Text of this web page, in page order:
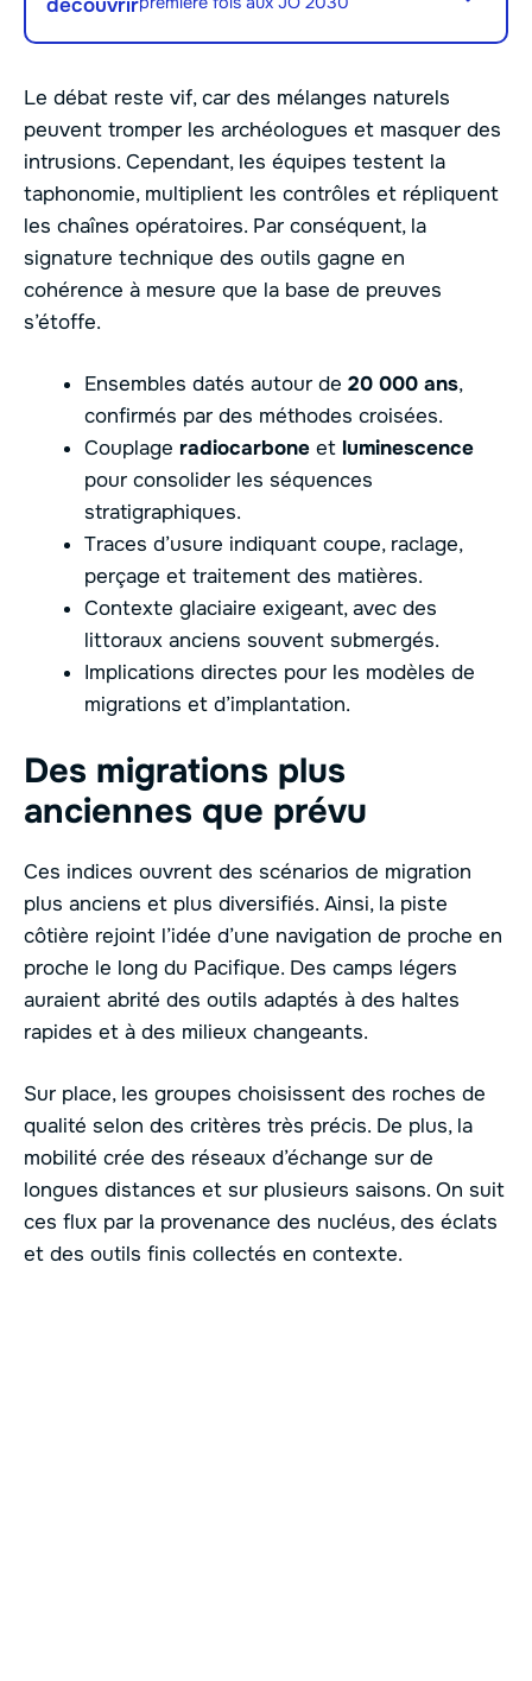
Le débat reste vif, car des mélanges naturels
peuvent tromper les archéologues et masquer des
intrusions. Cependant, les équipes testent la
taphonomie, multiplient les contrôles et répliquent
les chaînes opératoires. Par conséquent, la
signature technique des outils gagne en
cohérence à mesure que la base de preuves
s’étoffe.
Ensembles datés autour de 20 000 ans,
confirmés par des méthodes croisées.
Couplage radiocarbone et luminescence
pour consolider les séquences
stratigraphiques.
Traces d’usure indiquant coupe, raclage,
perçage et traitement des matières.
Contexte glaciaire exigeant, avec des
littoraux anciens souvent submergés.
Implications directes pour les modèles de
migrations et d’implantation.
Des migrations plus
anciennes que prévu
Ces indices ouvrent des scénarios de migration
plus anciens et plus diversifiés. Ainsi, la piste
côtière rejoint l’idée d’une navigation de proche en
proche le long du Pacifique. Des camps légers
auraient abrité des outils adaptés à des haltes
rapides et à des milieux changeants.
Sur place, les groupes choisissent des roches de
qualité selon des critères très précis. De plus, la
mobilité crée des réseaux d’échange sur de
longues distances et sur plusieurs saisons. On suit
ces flux par la provenance des nucléus, des éclats
et des outils finis collectés en contexte.